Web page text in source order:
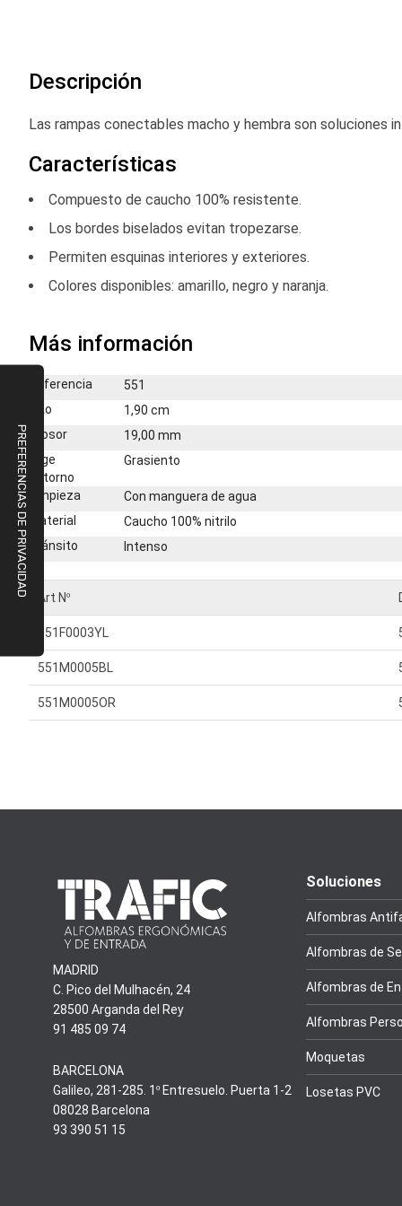
galería
Descripción
Las rampas conectables macho y hembra son soluciones
Características
Compuesto de caucho 100% resistente.
Los bordes biselados evitan tropezarse.
Permiten esquinas interiores y exteriores.
Colores disponibles: amarillo, negro y naranja.
Más información
Más
información
Referencia
551
Alto
1,90 cm
Grosor
19,00 mm
Elige
entorno
Grasiento
Limpieza
Con manguera de agua
Material
Caucho 100% nitrilo
Tránsito
Intenso
Art Nº
551F0003YL
551M0005BL
551M0005OR
MADRID
C. Pico del Mulhacén, 24
28500 Arganda del Rey
91 485 09 74
BARCELONA
Galileo, 281-285. 1º Entresuelo. Puerta 1-2
08028 Barcelona
93 390 51 15
Soluciones
Alfombras
Alfombras de
Alfombras de
Alfombras
Moquetas
Losetas PVC